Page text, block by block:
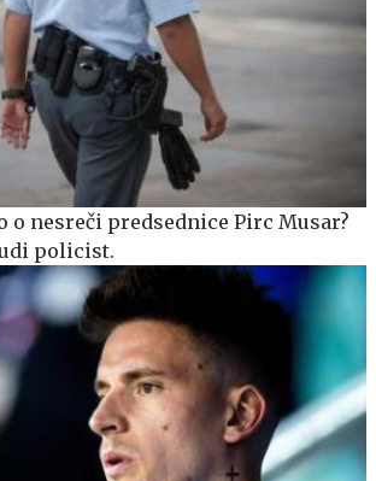
o nesreči predsednice Pirc Musar?
policist.